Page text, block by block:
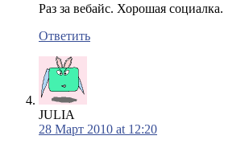
Раз за вебайс. Хорошая социалка.
Ответить
JULIA
28 Март 2010 at 12:20